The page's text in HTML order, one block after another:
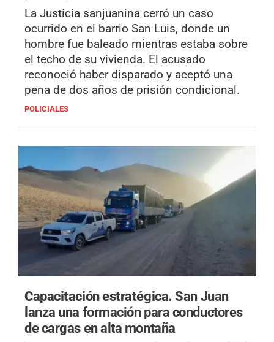
La Justicia sanjuanina cerró un caso
ocurrido en el barrio San Luis, donde un
hombre fue baleado mientras estaba sobre
el techo de su vivienda. El acusado
reconoció haber disparado y aceptó una
pena de dos años de prisión condicional.
POLICIALES
Capacitación estratégica.San Juan
lanza una formación para conductores
de cargas en alta montaña